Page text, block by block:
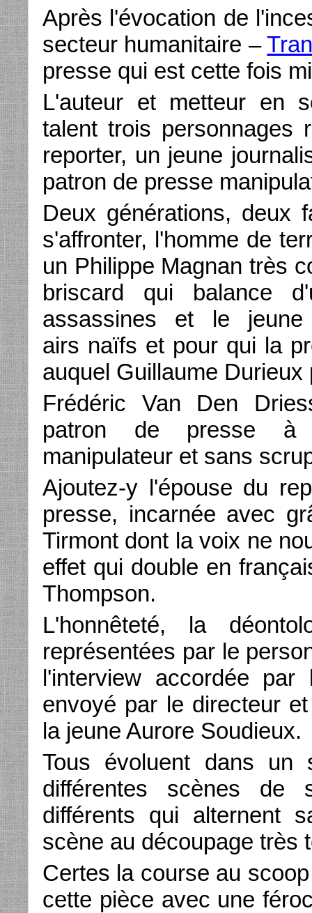
Après l'évocation de
secteur humanitaire –
presse qui est cette fois
L'auteur et metteur en
talent trois personnages
reporter, un jeune
patron de presse
Deux générations, deux
s'affronter, l'homme de
un Philippe Magnan très
briscard qui balance
assassines et le
airs naïfs et pour qui la
auquel Guillaume
Frédéric Van Den
patron de presse à
manipulateur et sans
Ajoutez-y l'épouse du
presse, incarnée avec
Tirmont dont la voix ne
effet qui double en
Thompson.
L'honnêteté, la
représentées par le
l'interview accordée
envoyé par le directeur
la jeune Aurore Soudieux.
Tous évoluent dans un
différentes scènes de
différents qui alternent
scène au découpage très
Certes la course au
cette pièce avec une